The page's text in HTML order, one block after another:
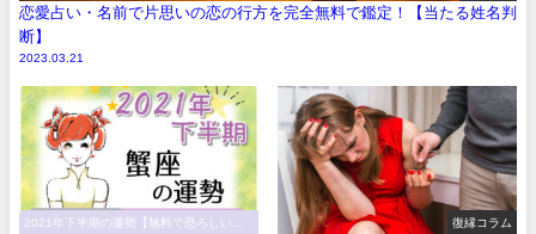
恋愛占い・名前で片思いの恋の行方を完全無料で鑑定！【当たる姓名判
断】
2023.03.21
2021年下半期の運勢【無料で恐ろしい程
復縁コラム